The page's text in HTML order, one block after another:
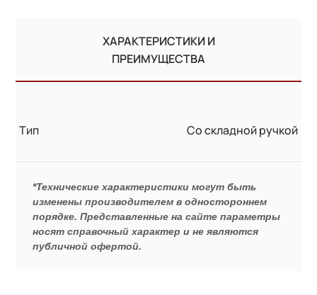
ХАРАКТЕРИСТИКИ И
ПРЕИМУЩЕСТВА
Тип Со складной ручкой
*Технические характеристики могут быть
изменены производителем в одностороннем
порядке. Представленные на сайте параметры
носят справочный характер и не являются
публичной офертой.